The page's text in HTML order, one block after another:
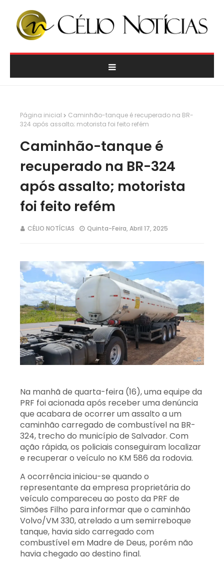
Página inicial
Caminhão-tanque é recuperado na BR-
324 após assalto; motorista foi feito refém
Caminhão-tanque é
recuperado na BR-324
após assalto; motorista
foi feito refém
CÉLIO NOTÍCIAS Quinta-Feira, Abril 17, 2025
Na manhã de quarta-feira (16), uma equipe da
PRF foi acionada após receber uma denúncia
que acabara de ocorrer um assalto a um
caminhão carregado de combustível na BR-
324, trecho do município de Salvador. Com
ação rápida, os policiais conseguiram localizar
e recuperar o veículo no KM 586 da rodovia.
A ocorrência iniciou-se quando o
representante da empresa proprietária do
veículo compareceu ao posto da PRF de
Simões Filho para informar que o caminhão
Volvo/VM 330, atrelado a um semirreboque
tanque, havia sido carregado com
combustível em Madre de Deus, porém não
havia chegado ao destino final.